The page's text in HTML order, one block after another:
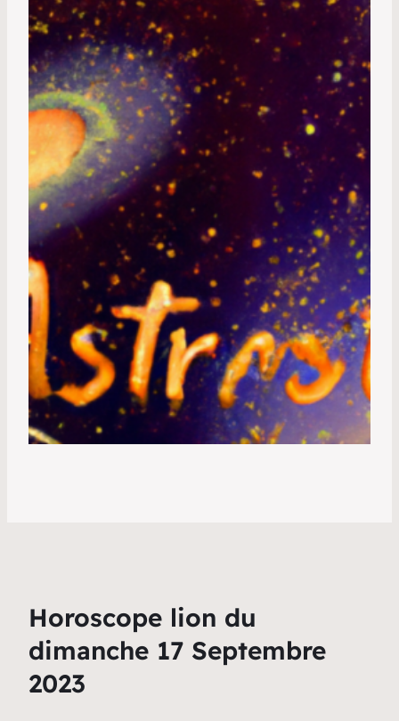
Horoscope lion du
dimanche 17 Septembre
2023